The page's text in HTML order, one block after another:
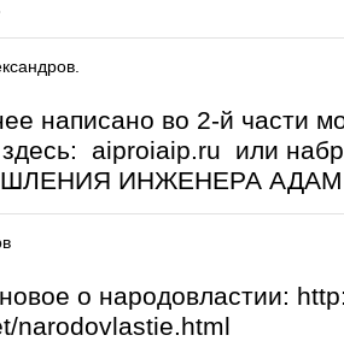
написано во 2-й части
здесь: aiproiaip.ru или
ИНЖЕНЕРА
о народовластии:
narodovlastie.html